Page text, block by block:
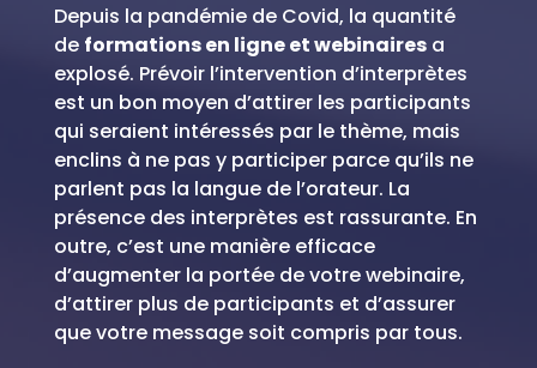
Depuis la pandémie de Covid, la quantité
de formationsen ligne et webinairesa
explosé. Prévoir l’intervention d’interprètes
est un bon moyen d’attirer les participants
qui seraient intéressés par le thème, mais
enclins à ne pas y participer parce qu’ils ne
parlent pas la langue de l’orateur. La
présence des interprètes est rassurante. En
outre, c’est une manière efficace
d’augmenter la portée de votre webinaire,
d’attirer plus de participants et d’assurer
que votre message soit compris par tous.